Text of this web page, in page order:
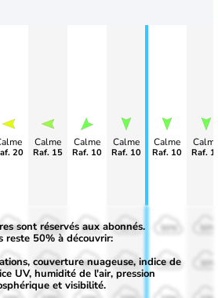
20
Calme
Raf. 15
Calme
Raf. 10
Calme
Raf. 10
Calme
Raf. 10 Raf.
50%
30%
50%
30%
50%
30%
50%
30%
50%
30%
sont réservés aux abonnés.
reste 50% à découvrir:
couverture nuageuse, indice de
UV, humidité de l'air, pression
et visibilité.